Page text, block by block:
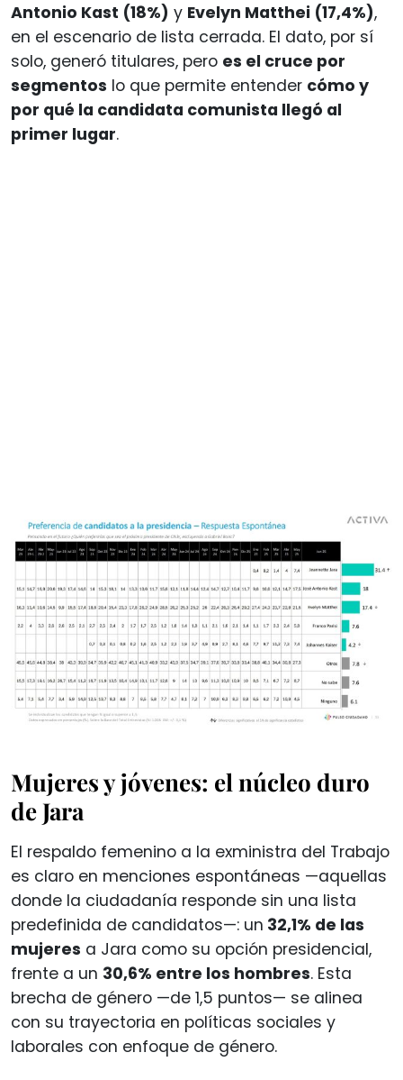
Antonio Kast (18%) y Evelyn Matthei (17,4%),
en el escenario de lista cerrada. El dato, por sí
solo, generó titulares, pero es el cruce por
segmentos lo que permite entender cómo y
por qué la candidata comunista llegó al
primer lugar.
Mujeres y jóvenes: el núcleo duro
de Jara
El respaldo femenino a la exministra del Trabajo
es claro en menciones espontáneas —aquellas
donde la ciudadanía responde sin una lista
predefinida de candidatos—: un 32,1% de las
mujeres a Jara como su opción presidencial,
frente a un 30,6% entre los hombres. Esta
brecha de género —de 1,5 puntos— se alinea
con su trayectoria en políticas sociales y
laborales con enfoque de género.